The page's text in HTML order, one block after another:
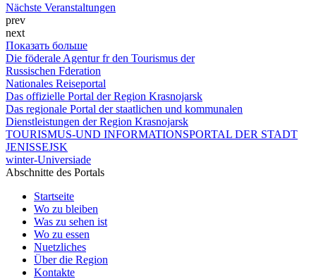
Nächste Veranstaltungen
prev
next
Показать больше
Die föderale Agentur fr den Tourismus der
Russischen Fderation
Nationales Reiseportal
Das offizielle Portal der Region Krasnojarsk
Das regionale Portal der staatlichen und kommunalen
Dienstleistungen der Region Krasnojarsk
TOURISMUS-UND INFORMATIONSPORTAL DER STADT
JENISSEJSK
winter-Universiade
Abschnitte des Portals
Startseite
Wo zu bleiben
Was zu sehen ist
Wo zu essen
Nuetzliches
Über die Region
Kontakte